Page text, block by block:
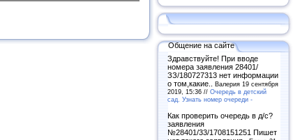
Общение на сайте
Здравствуйте! При вводе
номера заявления 28401/
ЗЗ/180727313 нет информации
о том,какие.. Валерия 19 сентября
2019, 15:36 // Очередь в детский
сад. Узнать номер очереди -
Как проверить очередь в д/с?
заявления
№28401/33/1708151251 Пишет